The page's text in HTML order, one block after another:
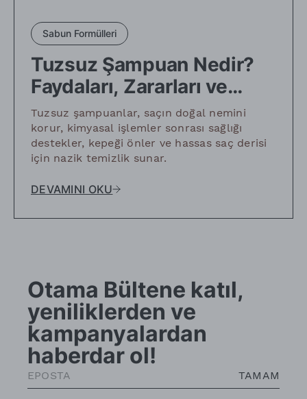
Sabun Formülleri
Tuzsuz Şampuan Nedir?
Faydaları, Zararları ve
Kullanım Alanları
Tuzsuz şampuanlar, saçın doğal nemini
korur, kimyasal işlemler sonrası sağlığı
destekler, kepeği önler ve hassas saç derisi
için nazik temizlik sunar.
DEVAMINI OKU
Otama Bültene katıl,
yeniliklerden ve
kampanyalardan
haberdar ol!
TAMAM